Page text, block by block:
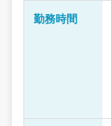
勤務時間